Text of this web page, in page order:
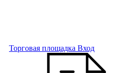
Торговая площадка Вход